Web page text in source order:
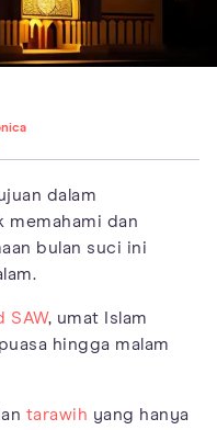
dalam
memahami dan
bulan suci ini
SAW, umat Islam
hingga malam
tarawih yang hanya